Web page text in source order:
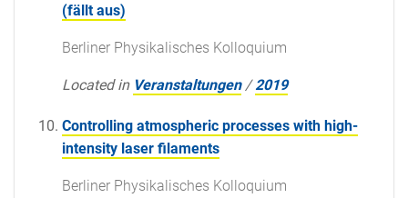
(fällt aus)
Berliner Physikalisches Kolloquium
Located in Veranstaltungen /2019
Controlling atmospheric processes with high-
intensity laser filaments
Berliner Physikalisches Kolloquium